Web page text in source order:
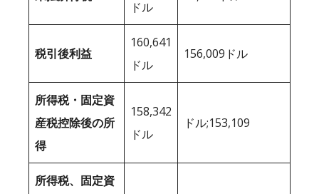
ドル
税引後利益
160,641
ドル
156,009ドル
所得税・固定資
産税控除後の所
得
158,342
ドル
ドル;153,109
所得税、固定資